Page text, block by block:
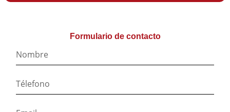
Formulario de contacto